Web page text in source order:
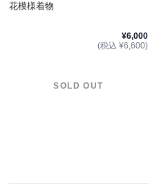
花模様着物
¥6,000
(税込 ¥6,600)
SOLD OUT